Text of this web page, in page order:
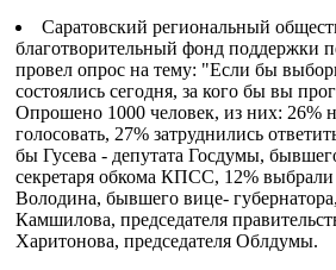
Саратовский региональный
благотворительный фонд поддержки
провел опрос на тему: "Если бы
состоялись сегодня, за кого бы вы
Опрошено 1000 человек, из них: 26%
голосовать, 27% затруднились
бы Гусева - депутата Госдумы,
секретаря обкома КПСС, 12%
Володина, бывшего вице-
Камшилова, председателя
Харитонова, председателя Облдумы.